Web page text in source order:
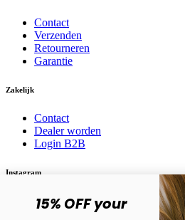
Contact
Verzenden
Retourneren
Garantie
Zakelijk
Contact
Dealer worden
Login B2B
Instagram
Volg ons op social media!
15% OFF your